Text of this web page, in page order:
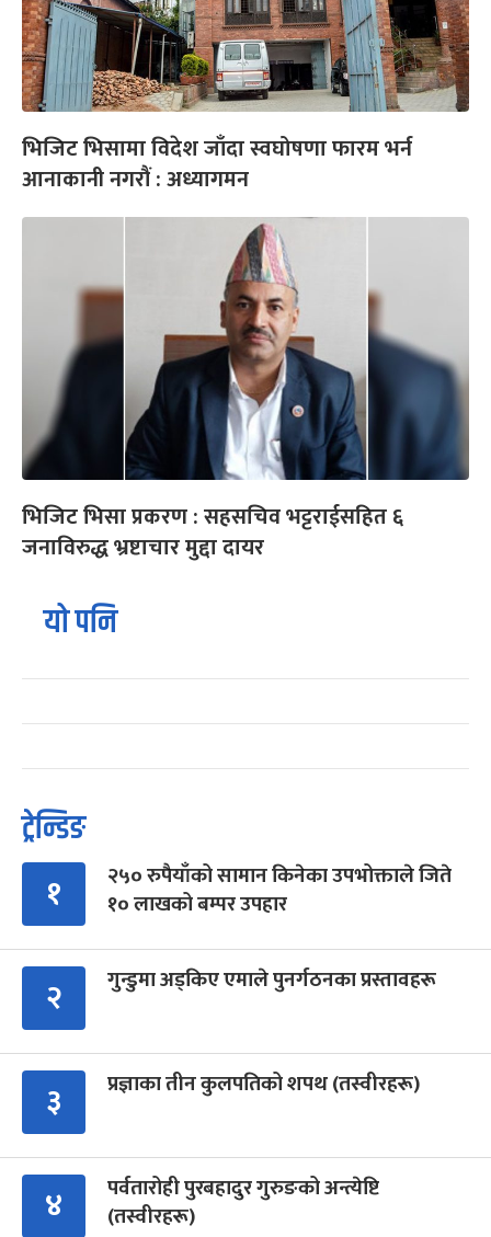
भिजिट भिसामा विदेश जाँदा स्वघोषणा फारम भर्न
आनाकानी नगरौं : अध्यागमन
भिजिट भिसा प्रकरण : सहसचिव भट्टराईसहित ६
जनाविरुद्ध भ्रष्टाचार मुद्दा दायर
यो पनि
ट्रेन्डिङ
१
२५० रुपैयाँको सामान किनेका उपभोक्ताले जिते
१० लाखको बम्पर उपहार
२ गुन्डुमा अड्किए एमाले पुनर्गठनका प्रस्तावहरू
३ प्रज्ञाका तीन कुलपतिको शपथ (तस्वीरहरू)
४
पर्वतारोही पुरबहादुर गुरुङको अन्त्येष्टि
(तस्वीरहरू)